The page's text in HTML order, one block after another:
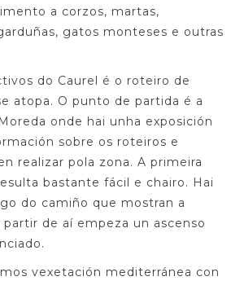
a corzos, martas,
gatos monteses e outras
do Caurel é o roteiro de
atopa. O punto de partida é a
onde hai unha exposición
sobre os roteiros e
realizar pola zona. A primeira
bastante fácil e chairo. Hai
do camiño que mostran a
partir de aí empeza un ascenso
vexetación mediterránea con